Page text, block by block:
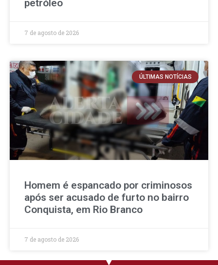
petróleo
7 de agosto de 2026
ÚLTIMAS NOTÍCIAS
Homem é espancado por criminosos
após ser acusado de furto no bairro
Conquista, em Rio Branco
7 de agosto de 2026